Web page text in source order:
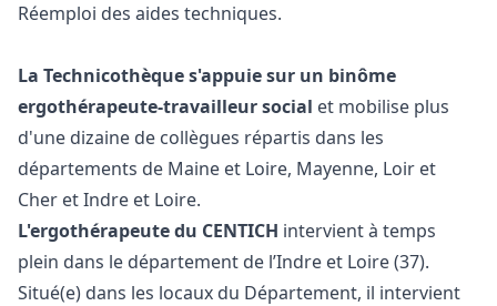
Réemploi des aides techniques.
La Technicothèque s'appuie sur un binôme
ergothérapeute-travailleur social et mobilise plus
d'une dizaine de collègues répartis dans les
départements de Maine et Loire, Mayenne, Loir et
Cher et Indre et Loire.
L'ergothérapeute du CENTICH intervient à temps
plein dans le département de l’Indre et Loire (37).
Situé(e) dans les locaux du Département, il intervient